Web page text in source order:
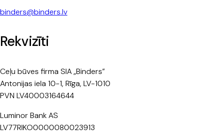
binders@binders.lv
Rekvizīti
Ceļu būves firma SIA „Binders”
Antonijas iela 10-1, Rīga, LV-1010
PVN LV40003164644
Luminor Bank AS
LV77RIKO0000080023913